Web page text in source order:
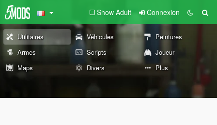
Show Adult Connexion
Utilitaires Véhicules
Peintures
Armes
Scripts
Joueur
Maps
Divers Plus